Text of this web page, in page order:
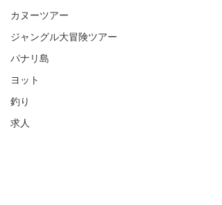
カヌーツアー
ジャングル大冒険ツアー
パナリ島
ヨット
釣り
求人